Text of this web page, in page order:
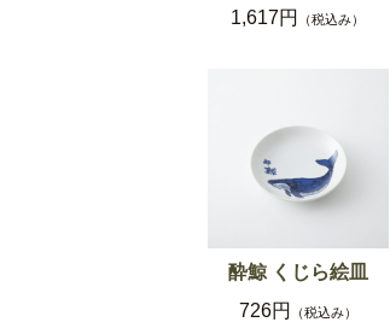
1,617円
（税込み）
酔鯨 くじら絵皿
726円
（税込み）